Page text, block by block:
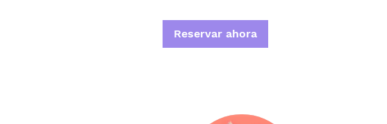
Reservar ahora